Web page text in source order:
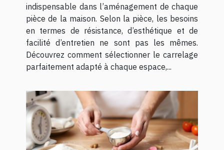
indispensable dans l’aménagement de chaque
pièce de la maison. Selon la pièce, les besoins
en termes de résistance, d’esthétique et de
facilité d’entretien ne sont pas les mêmes.
Découvrez comment sélectionner le carrelage
parfaitement adapté à chaque espace,...